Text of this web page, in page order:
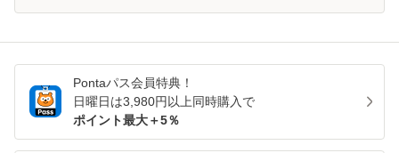
Pontaパス会員特典！
日曜日は3,980円以上同時購入で
ポイント最大＋5％